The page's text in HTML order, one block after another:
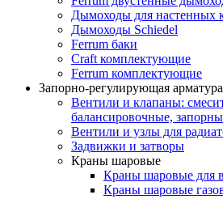
Дымоходы для настенных
Дымоходы Schiedel
Ferrum баки
Craft комплектующие
Ferrum комплектующие
Запорно-регулирующая арматура
Вентили и клапаны:
балансировочные,
Вентили и узлы для
Задвижки и затворы
Краны шаровые
Краны шаровые для
Краны шаровые